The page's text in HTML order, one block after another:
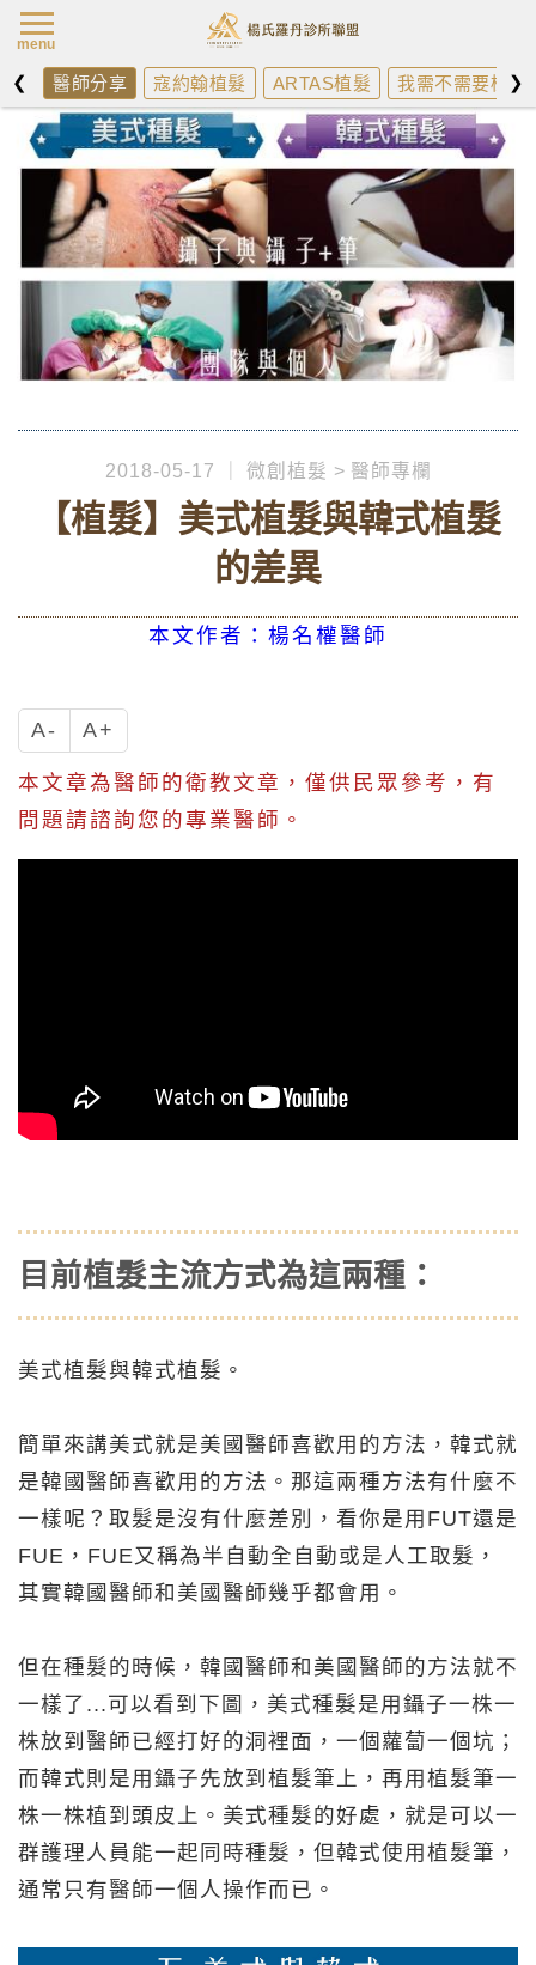
❮ 醫師分享 寇約翰植髮 ARTAS植髮 我需不需要植髮
❯
2018-05-17 微創植髮 醫師專欄
【植髮】美式植髮與韓式植髮
的差異
本文作者：楊名權醫師
A- A+
本文章為醫師的衛教文章，僅供民眾參考，有
問題請諮詢您的專業醫師。
目前植髮主流方式為這兩種：
美式植髮與韓式植髮。
簡單來講美式就是美國醫師喜歡用的方法，韓式就
是韓國醫師喜歡用的方法。那這兩種方法有什麼不
一樣呢？取髮是沒有什麼差別，看你是用FUT還是
FUE，FUE又稱為半自動全自動或是人工取髮，
其實韓國醫師和美國醫師幾乎都會用。
但在種髮的時候，韓國醫師和美國醫師的方法就不
一樣了...可以看到下圖，美式種髮是用鑷子一株一
株放到醫師已經打好的洞裡面，一個蘿蔔一個坑；
而韓式則是用鑷子先放到植髮筆上，再用植髮筆一
株一株植到頭皮上。美式種髮的好處，就是可以一
群護理人員能一起同時種髮，但韓式使用植髮筆，
通常只有醫師一個人操作而已。
menu